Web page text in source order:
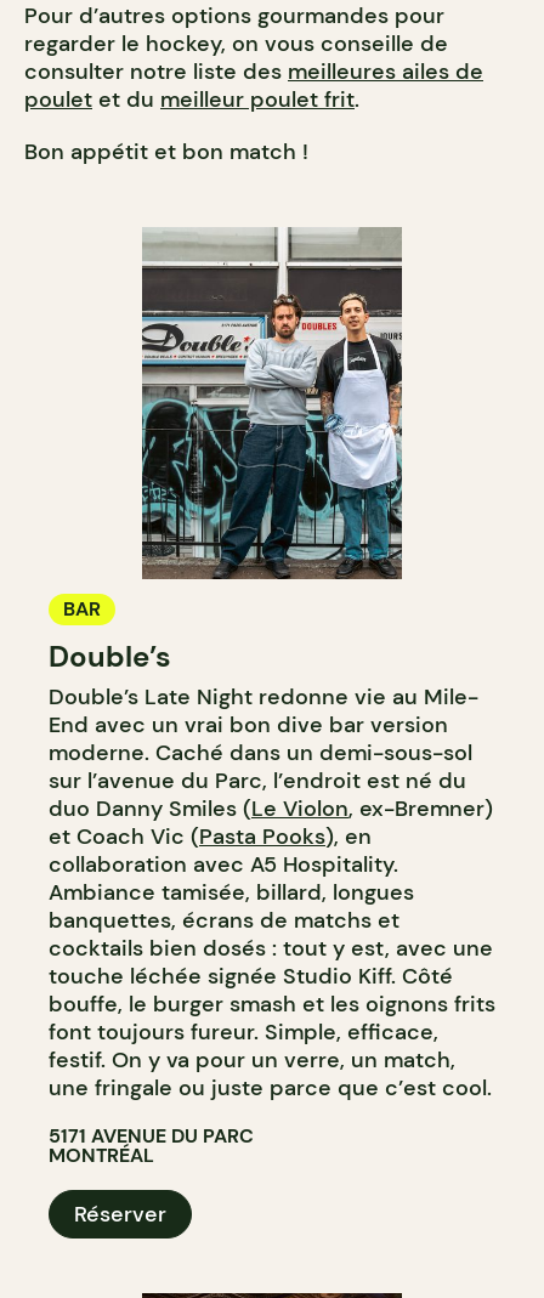
Pour d’autres options gourmandes pour
regarder le hockey, on vous conseille de
consulter notre liste des meilleures ailes de
poulet et du meilleur poulet frit.
Bon appétit et bon match !
BAR
Double’s
Double’s Late Night redonne vie au Mile-
End avec un vrai bon dive bar version
moderne. Caché dans un demi-sous-sol
sur l’avenue du Parc, l’endroit est né du
duo Danny Smiles (Le Violon, ex-Bremner)
et Coach Vic (Pasta Pooks), en
collaboration avec A5 Hospitality.
Ambiance tamisée, billard, longues
banquettes, écrans de matchs et
cocktails bien dosés : tout y est, avec une
touche léchée signée Studio Kiff. Côté
bouffe, le burger smash et les oignons frits
font toujours fureur. Simple, efficace,
festif. On y va pour un verre, un match,
une fringale ou juste parce que c’est cool.
5171 AVENUE DU PARC
MONTRÉAL
Réserver